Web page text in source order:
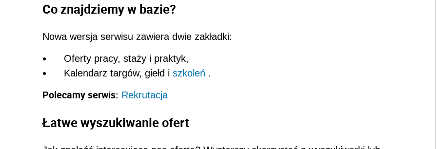
Co znajdziemy w bazie?
Nowa wersja serwisu zawiera dwie zakładki:
Oferty pracy, staży i praktyk,
Kalendarz targów, giełd i szkoleń .
Polecamy serwis: Rekrutacja
Łatwe wyszukiwanie ofert